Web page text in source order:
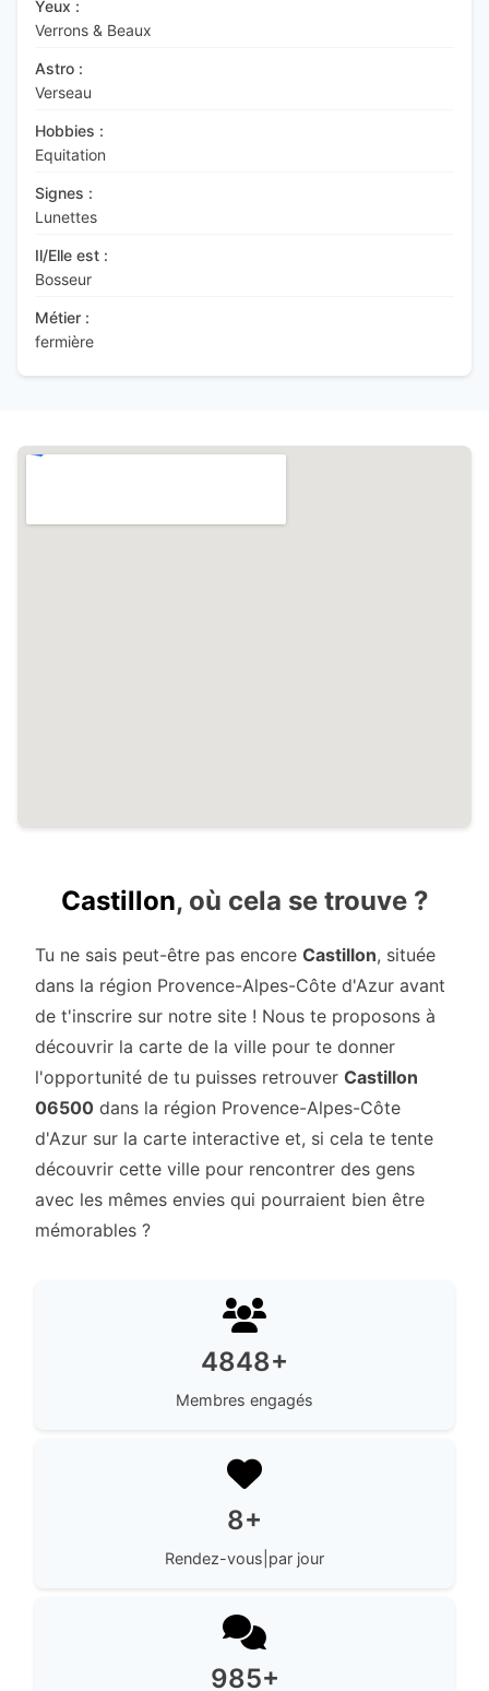
Yeux :
Verrons & Beaux
Astro :
Verseau
Hobbies :
Equitation
Signes :
Lunettes
Il/Elle est :
Bosseur
Métier :
fermière
Castillon, où cela se trouve ?
Tu ne sais peut-être pas encore Castillon, située
dans la région Provence-Alpes-Côte d'Azur avant
de t'inscrire sur notre site ! Nous te proposons à
découvrir la carte de la ville pour te donner
l'opportunité de tu puisses retrouver Castillon
06500 dans la région Provence-Alpes-Côte
d'Azur sur la carte interactive et, si cela te tente
découvrir cette ville pour rencontrer des gens
avec les mêmes envies qui pourraient bien être
mémorables ?
4848+
Membres engagés
8+
Rendez-vous|par jour
985+